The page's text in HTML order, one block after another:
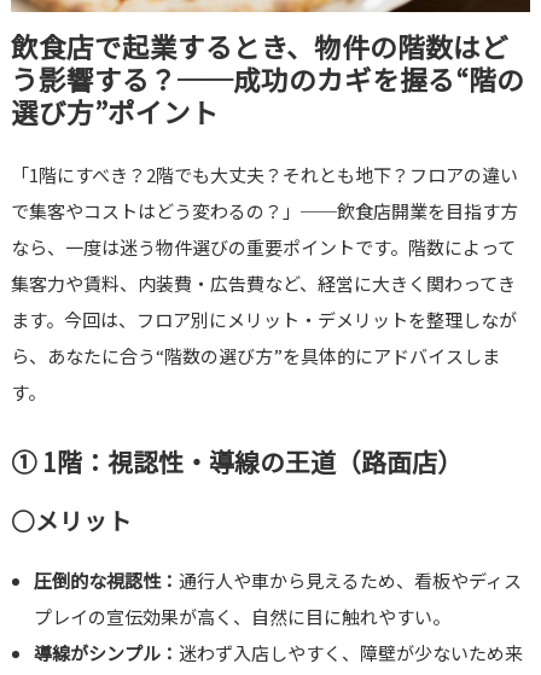
飲食店で起業するとき、物件の階数はど
う影響する？──成功のカギを握る“階の
選び方”ポイント
「1階にすべき？2階でも大丈夫？それとも地下？フロアの違い
で集客やコストはどう変わるの？」──飲食店開業を目指す方
なら、一度は迷う物件選びの重要ポイントです。階数によって
集客力や賃料、内装費・広告費など、経営に大きく関わってき
ます。今回は、フロア別にメリット・デメリットを整理しなが
ら、あなたに合う“階数の選び方”を具体的にアドバイスしま
す。
① 1階：視認性・導線の王道（路面店）
○メリット
圧倒的な視認性：通行人や車から見えるため、看板やディス
プレイの宣伝効果が高く、自然に目に触れやすい。
導線がシンプル：迷わず入店しやすく、障壁が少ないため来